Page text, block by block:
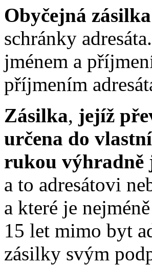
Obyčejná zásilka
schránky
jménem a
příjmením
Zásilka, jejíž
určena do
rukou výhradně
a to adresátovi
a které je
15 let mimo byt
zásilky svým